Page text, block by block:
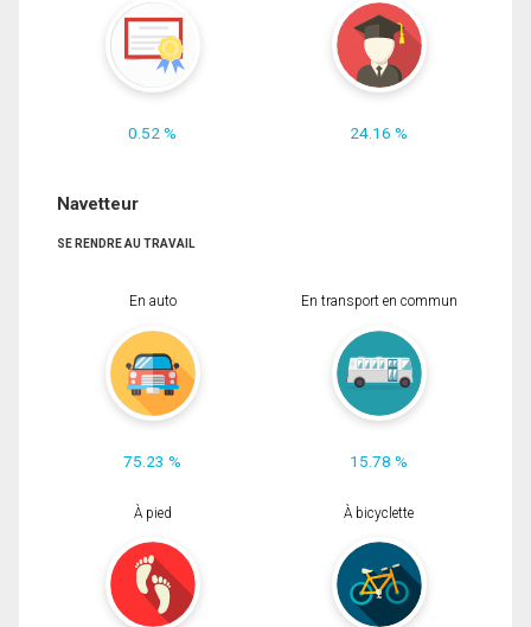
0.52 % 24.16 %
Navetteur
SE RENDRE AU TRAVAIL
En auto
75.23 %
En transport en commun
15.78 %
À pied À bicyclette